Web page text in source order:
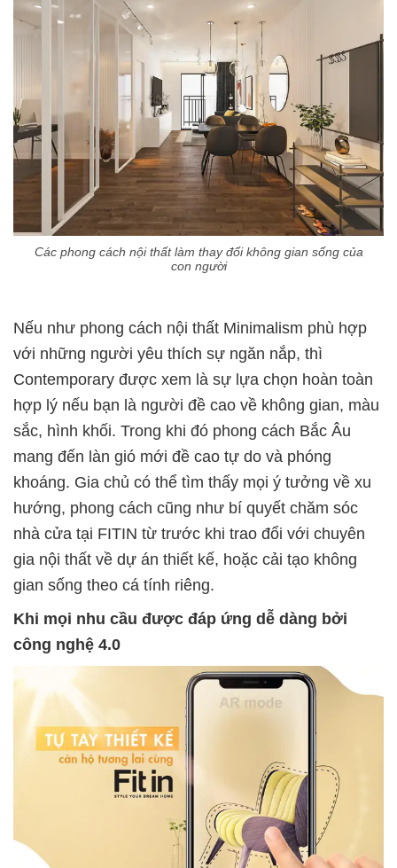
Các phong cách nội thất làm thay đổi không gian sống của
con người
Nếu như phong cách nội thất Minimalism phù hợp
với những người yêu thích sự ngăn nắp, thì
Contemporary được xem là sự lựa chọn hoàn toàn
hợp lý nếu bạn là người đề cao về không gian, màu
sắc, hình khối. Trong khi đó phong cách Bắc Âu
mang đến làn gió mới đề cao tự do và phóng
khoáng. Gia chủ có thể tìm thấy mọi ý tưởng về xu
hướng, phong cách cũng như bí quyết chăm sóc
nhà cửa tại FITIN từ trước khi trao đổi với chuyên
gia nội thất về dự án thiết kế, hoặc cải tạo không
gian sống theo cá tính riêng.
Khi mọi nhu cầu được đáp ứng dễ dàng bởi
công nghệ 4.0